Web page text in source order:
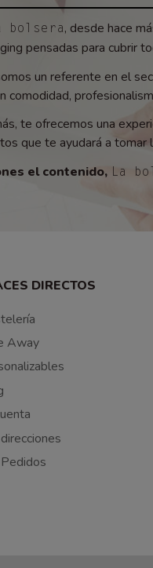
bolsera, desde hace
pensadas para cubrir
un referente en el
comodidad,
te ofrecemos una
que te ayudará a tomar
el contenido, La
DIRECTOS
Away